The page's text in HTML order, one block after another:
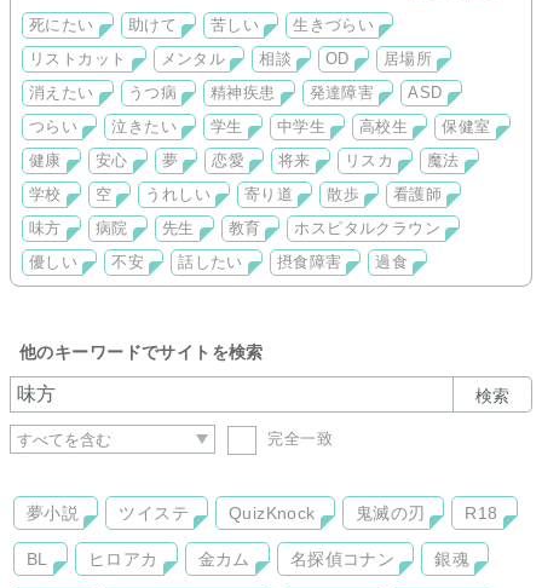
青い空の下に、あなたの笑顔がもどるときまで、小さくここに
在りつづけます.
死にたい 助けて 苦しい
生きづらい
リストカット
メンタル 相談 OD
居場所
消えたい
うつ病 精神疾患 発達障害
ASD
つらい
泣きたい 学生 中学生 高校生
保健室
健康
安心 夢 恋愛 将来 リスカ
魔法
学校
空 うれしい 寄り道 散歩
看護師
味方
病院 先生 教育
ホスピタルクラウン
優しい
不安 話したい 摂食障害 過食
他のキーワードでサイトを検索
検索
完全一致
夢小説 ツイステ QuizKnock 鬼滅の刃 R18
BL ヒロアカ 金カム 名探偵コナン 銀魂